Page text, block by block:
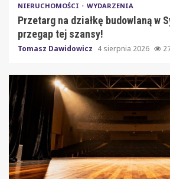
NIERUCHOMOŚCI WYDARZENIA
Przetarg na działkę budowlaną w
przegap tej szansy!
Tomasz Dawidowicz 4 sierpnia 2026